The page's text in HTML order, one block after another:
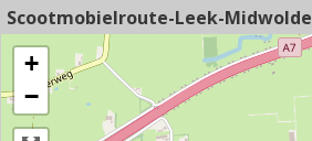
Scootmobielroute-Leek-Midwolde
+
−